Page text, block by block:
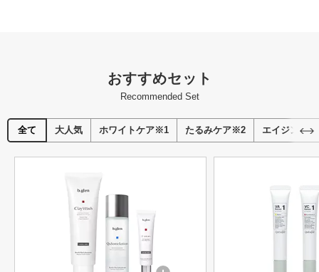
おすすめセット
Recommended Set
全て 大人気 ホワイトケア※1 たるみケア※2 エイジング